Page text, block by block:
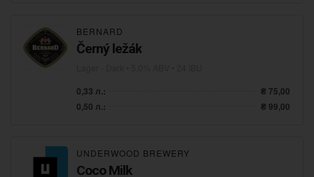
BERNARD
Černý ležák
0,33 л.:
₴ 75,00
0,50 л.:
₴ 99,00
UNDERWOOD BREWERY
Coco Milk